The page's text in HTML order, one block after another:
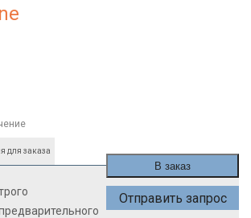
В заказ
Отправить запрос
для заказа